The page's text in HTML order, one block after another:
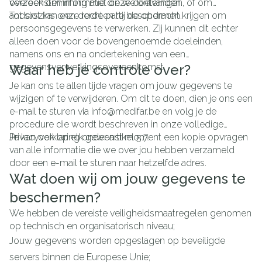
overeenstemming met onze doeleinden.
verzoek om informatie die we ontvangen, of om
anderszins onze rechten te beschermen.
Tot slot kan een derde partij de opdracht krijgen om
persoonsgegevens te verwerken. Zij kunnen dit echter
alleen doen voor de bovengenoemde doeleinden,
namens ons en na ondertekening van een
gegevensverwerkingsovereenkomst.
Waar heb je controle over?
Je kan ons te allen tijde vragen om jouw gegevens te
wijzigen of te verwijderen. Om dit te doen, dien je ons een
e-mail te sturen via info@medifar.be en volg je de
procedure die wordt beschreven in onze volledige
Privacyverklaring onder artikel 5.7.
Je kan ook op elk gewenst moment een kopie opvragen
van alle informatie die we over jou hebben verzameld
door een e-mail te sturen naar hetzelfde adres.
Wat doen wij om jouw gegevens te
beschermen?
We hebben de vereiste veiligheidsmaatregelen genomen
op technisch en organisatorisch niveau;
Jouw gegevens worden opgeslagen op beveiligde
servers binnen de Europese Unie;